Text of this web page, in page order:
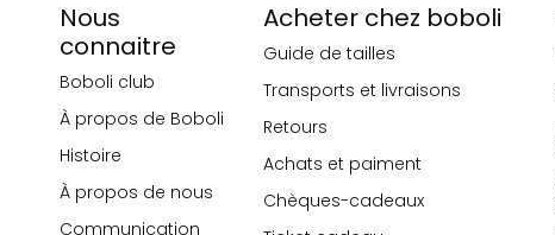
Nous
connaitre
Boboli club
À propos de Boboli
Histoire
À propos de nous
Communication
Acheter chez boboli
Guide de tailles
Transports et livraisons
Retours
Achats et paiment
Chèques-cadeaux